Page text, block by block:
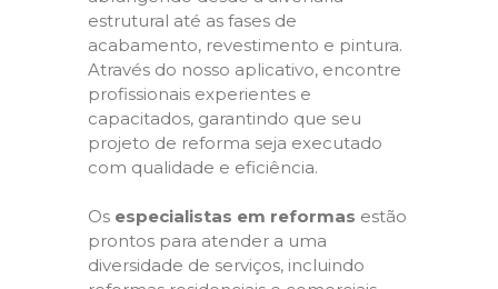
estrutural até as fases de
acabamento, revestimento e pintura.
Através do nosso aplicativo, encontre
profissionais experientes e
capacitados, garantindo que seu
projeto de reforma seja executado
com qualidade e eficiência.
Os especialistas em reformas estão
prontos para atender a uma
diversidade de serviços, incluindo